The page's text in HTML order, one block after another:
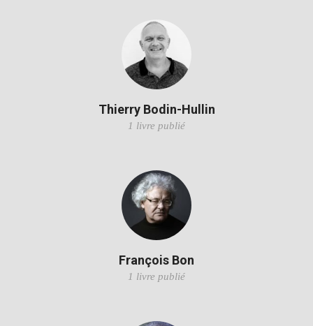
Thierry Bodin-Hullin
1 livre publié
François Bon
1 livre publié